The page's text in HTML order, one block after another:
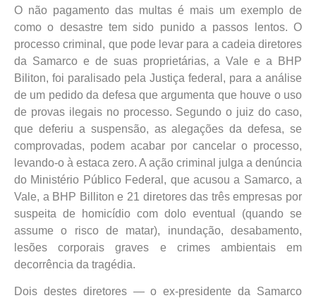
O não pagamento das multas é mais um exemplo de
como o desastre tem sido punido a passos lentos. O
processo criminal, que pode levar para a cadeia diretores
da Samarco e de suas proprietárias, a Vale e a BHP
Biliton, foi paralisado pela Justiça federal, para a análise
de um pedido da defesa que argumenta que houve o uso
de provas ilegais no processo. Segundo o juiz do caso,
que deferiu a suspensão, as alegações da defesa, se
comprovadas, podem acabar por cancelar o processo,
levando-o à estaca zero. A ação criminal julga a denúncia
do Ministério Público Federal, que acusou a Samarco, a
Vale, a BHP Billiton e 21 diretores das três empresas por
suspeita de homicídio com dolo eventual (quando se
assume o risco de matar), inundação, desabamento,
lesões corporais graves e crimes ambientais em
decorrência da tragédia.
Dois destes diretores — o ex-presidente da Samarco